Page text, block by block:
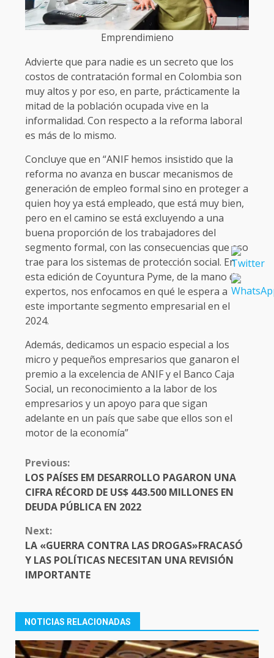
Emprendimieno
Advierte que para nadie es un secreto que los
costos de contratación formal en Colombia son
muy altos y por eso, en parte, prácticamente la
mitad de la población ocupada vive en la
informalidad. Con respecto a la reforma laboral
es más de lo mismo.
Concluye que en “ANIF hemos insistido que la
reforma no avanza en buscar mecanismos de
generación de empleo formal sino en proteger a
quien hoy ya está empleado, que está muy bien,
pero en el camino se está excluyendo a una
buena proporción de los trabajadores del
segmento formal, con las consecuencias que eso
trae para los sistemas de protección social. En
esta edición de Coyuntura Pyme, de la mano de
expertos, nos enfocamos en qué le espera a
este importante segmento empresarial en el
2024.
Además, dedicamos un espacio especial a los
micro y pequeños empresarios que ganaron el
premio a la excelencia de ANIF y el Banco Caja
Social, un reconocimiento a la labor de los
empresarios y un apoyo para que sigan
adelante en un país que sabe que ellos son el
motor de la economía”
CONTINUE
READING
Previous:
LOS PAÍSES EM DESARROLLO PAGARON UNA
CIFRA RÉCORD DE US$ 443.500 MILLONES EN
DEUDA PÚBLICA EN 2022
Next:
LA «GUERRA CONTRA LAS DROGAS»FRACASÓ
Y LAS POLÍTICAS NECESITAN UNA REVISIÓN
IMPORTANTE
NOTICIAS RELACIONADAS